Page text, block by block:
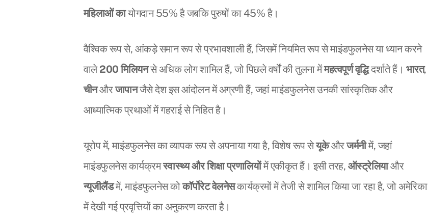
महिलाओं कायोगदान 55% है जबकि पुरुषों का 45% है।
वैश्विक रूप से, आंकड़े समान रूप से प्रभावशाली हैं, जिसमें नियमित रूप से माइंडफुलनेस या ध्यान करने
वाले200 मिलियनसे अधिक लोग शामिल हैं, जो पिछले वर्षों की तुलना मेंमहत्वपूर्ण वृद्धिदर्शाते हैं। भारत,
चीनऔरजापानजैसे देश इस आंदोलन में अग्रणी हैं, जहां माइंडफुलनेस उनकी सांस्कृतिक और
आध्यात्मिक प्रथाओं में गहराई से निहित है।
यूरोप में, माइंडफुलनेस का व्यापक रूप से अपनाया गया है, विशेष रूप सेयूकेऔरजर्मनीमें, जहां
माइंडफुलनेस कार्यक्रमस्वास्थ्य और शिक्षा प्रणालियोंमें एकीकृत हैं। इसी तरह, ऑस्ट्रेलियाऔर
न्यूजीलैंडमें, माइंडफुलनेस कोकॉर्पोरेट वेलनेसकार्यक्रमों में तेजी से शामिल किया जा रहा है, जो अमेरिका
में देखी गई प्रवृत्तियों का अनुकरण करता है।